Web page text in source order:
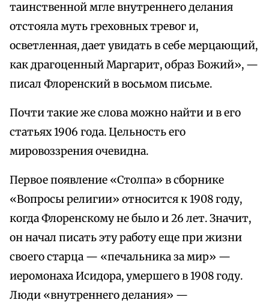
таинственной мгле внутреннего делания
отстояла муть греховных тревог и,
осветленная, дает увидать в себе мерцающий,
как драгоценный Маргарит, образ Божий», —
писал Флоренский в восьмом письме.
Почти такие же слова можно найти и в его
статьях 1906 года. Цельность его
мировоззрения очевидна.
Первое появление «Столпа» в сборнике
«Вопросы религии» относится к 1908 году,
когда Флоренскому не было и 26 лет. Значит,
он начал писать эту работу еще при жизни
своего старца — «печальника за мир» —
иеромонаха Исидора, умершего в 1908 году.
Люди «внутреннего делания» —